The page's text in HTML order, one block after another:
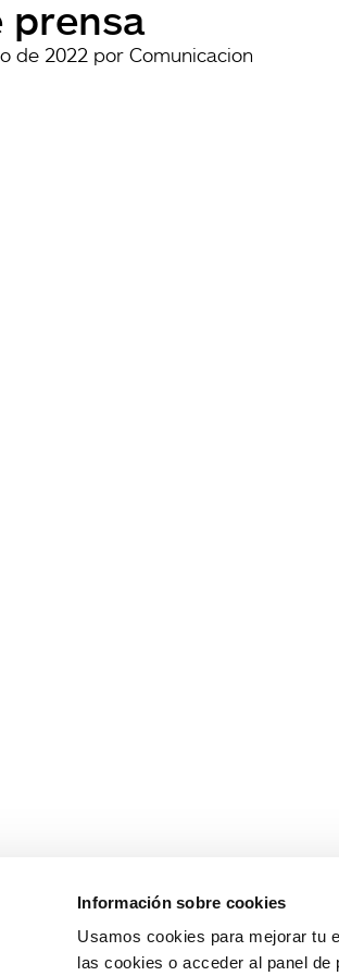
Información sobre cookies
Usamos cookies para mejorar tu
las cookies o acceder al panel
prensa
de 2022 por Comunicacion